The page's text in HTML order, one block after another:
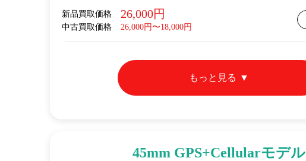
新品買取価格 26,000円
中古買取価格 26,000円〜18,000円
もっと見る
45mm GPS+Cellularモデル